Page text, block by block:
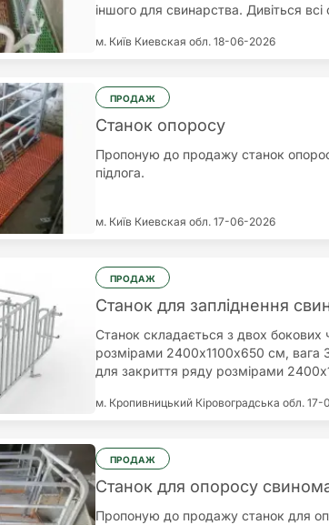
іншого для свинарства. Дивіться
м. Київ Киевская обл. 18-06-2026
ПРОДАЖ
Станок опоросу
Пропоную до продажу станок
підлога.
м. Київ Киевская обл. 17-06-2026
ПРОДАЖ
Станок для запліднення
Станок складається з двох бокових
розмірами 2400х1100х650 см, вага
для закриття ряду розмірами
товщина стінки труби – 2,5 мм.
нержавіючого металу) для сухого
бажанням замовника станок може
годівницею; годівницею-жолобом
розташований кронштейн під
м. Кропивницький Кіровоградська обл. 17-
ПРОДАЖ
Станок для опоросу
Пропоную до продажу станок для